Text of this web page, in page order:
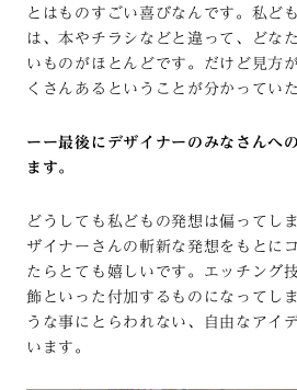
とはものすごい喜びなんです。私ど
は、本やチラシなどと違って、どな
いものがほとんどです。だけど見方
くさんあるということが分かってい
ーー最後にデザイナーのみなさんへ
ます。
どうしても私どもの発想は偏ってし
ザイナーさんの斬新な発想をもとに
たらとても嬉しいです。エッチング
飾といった付加するものになってし
うな事にとらわれない、自由なアイ
います。